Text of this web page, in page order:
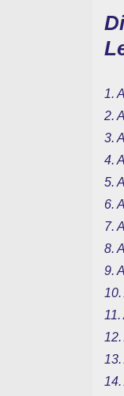
1.
2.
3.
4.
5.
6.
7.
8.
9.